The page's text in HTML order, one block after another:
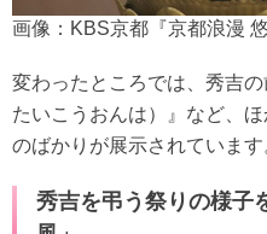
画像：KBS京都『京都浪漫
変わったところでは、秀吉
たいこうおんは）』など、
のばかりが展示されています
秀吉を弔う祭りの様子